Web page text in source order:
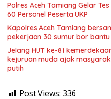
Polres Aceh Tamiang Gelar
60 Personel Peserta UKP
Kapolres Aceh Tamiang
pekerjaan 30 sumur bor bantu
Jelang HUT ke-81
kejuruan muda ajak
putih
Post Views: 336